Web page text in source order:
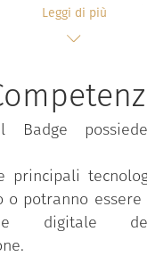
le
digitale”
digitali
al fine di
al
pubblica
a
della
dei
Leggi di più
principali
o potranno
digitale